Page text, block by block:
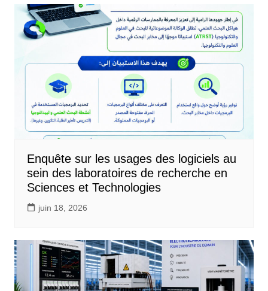
Enquête sur les usages des logiciels au
sein des laboratoires de recherche en
Sciences et Technologies
juin 18, 2026